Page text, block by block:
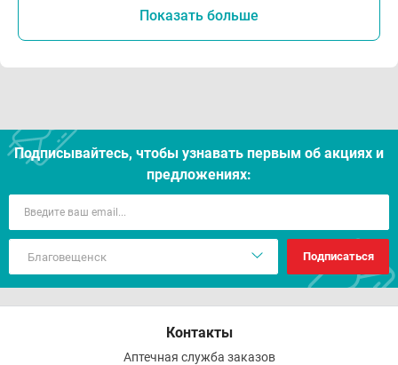
Показать больше
Подписывайтесь, чтобы узнавать первым об акцияx и
предложениях:
Подписаться
Контакты
Аптечная служба заказов